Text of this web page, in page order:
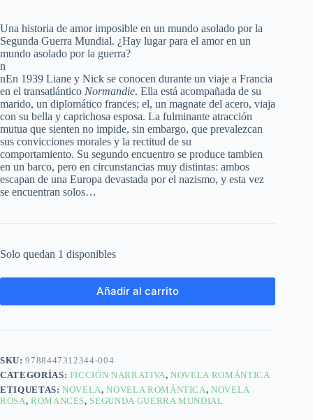
Una historia de amor imposible en un mundo asolado por la
Segunda Guerra Mundial. ¿Hay lugar para el amor en un
mundo asolado por la guerra?
n
nEn 1939 Liane y Nick se conocen durante un viaje a Francia
en el transatlántico Normandie. Ella está acompañada de su
marido, un diplomático frances; el, un magnate del acero, viaja
con su bella y caprichosa esposa. La fulminante atracción
mutua que sienten no impide, sin embargo, que prevalezcan
sus convicciones morales y la rectitud de su
comportamiento. Su segundo encuentro se produce tambien
en un barco, pero en circunstancias muy distintas: ambos
escapan de una Europa devastada por el nazismo, y esta vez
se encuentran solos…
Solo quedan 1 disponibles
Añadir al carrito
SKU:9788447312344-004
CATEGORÍAS: FICCIÓN NARRATIVA,NOVELA ROMÁNTICA
ETIQUETAS:NOVELA,NOVELA ROMÁNTICA,NOVELA
ROSA, ROMANCES, SEGUNDA GUERRA MUNDIAL